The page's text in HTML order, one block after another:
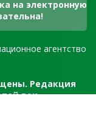
на электронную
агентство
Редакция
век»